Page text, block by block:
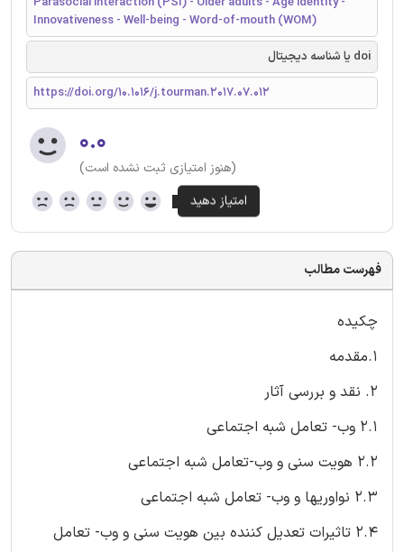
Innovativeness - Well-being - Word-of-mouth (WOM)
doi یا شناسه دیجیتال
https://doi.org/10.1016/j.tourman.2017.07.012
۰.۰
(هنوز امتیازی ثبت نشده است)
فهرست مطالب
چکیده
1.مقدمه
2. نقد و بررسی آثار
2.1 وب- تعامل شبه اجتماعی
2.2 هویت سنی و وب-تعامل شبه اجتماعی
2.3 نواوریها و وب- تعامل شبه اجتماعی
2.4 تاثیرات تعدیل کننده بین هویت سنی و وب- تعامل